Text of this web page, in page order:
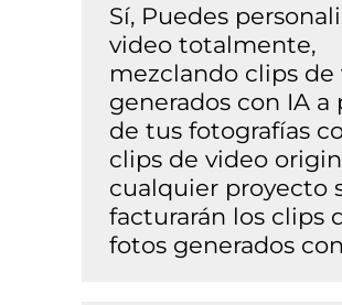
Sí, Puedes
video totalmente,
mezclando clips de
generados con IA a
de tus fotografías
clips de video
cualquier proyecto
facturarán los clips
fotos generados